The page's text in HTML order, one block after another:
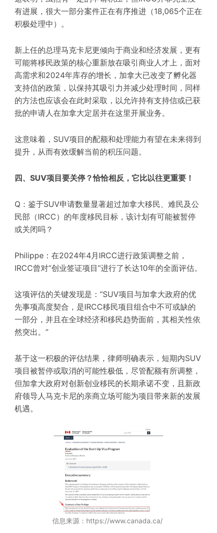
有进展，很大一部分案件正在有序推进（18,065个正在
积极处理中）。
新上任的总理马克卡尼更倾向于商业和经济发展，更有
可能将移民政策的核心重新放在吸引商业人才上，面对
高需求和2024年库存的增长，加拿大已改变了孵化器
支持信的政策，以保持其吸引力并减少处理时间，同样
的方法也应该会在此时采取，以允许持有支持信或已获
批的申请人在加拿大定居并在这里开展业务。
这意味着，SUV项目的配额和处理能力有望在未来得到
提升，从而有效缓解当前的积压问题。
四、SUV项目要关停？恰恰相反，它比以往更重要！
Q：鉴于SUV申请数量显著超过加拿大移民、难民及公
民部（IRCC）的年度移民目标，该计划有可能被暂停
或关闭吗？
Philippe：在2024年4月IRCC进行政策调整之前，
IRCC曾对“创业签证项目”进行了长达10年的全面评估。
这项评估的关键发现是：“SUV项目与加拿大政府的优
先事项高度契合，是IRCC移民项目组合中不可或缺的
一部分，并且在全球经济和移民趋势面前，其相关性依
然突出。”
基于这一积极的评估结果，律师明确表示，短期内SUV
项目被暂停或取消的可能性极低，尽管配额有所调整，
但加拿大政府对创新创业移民的长期承诺不变，且新政
府领导人马克卡尼的亲商立场可能为项目带来新的发展
机遇。
信息来源：https://www.canada.ca/